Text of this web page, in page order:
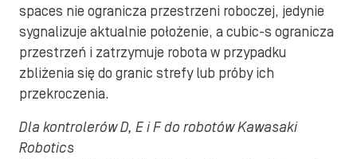
spaces nie ogranicza przestrzeni roboczej, jedynie
sygnalizuje aktualnie położenie, a cubic-s ogranicza
przestrzeń i zatrzymuje robota w przypadku
zbliżenia się do granic strefy lub próby ich
przekroczenia.
Dla kontrolerów D, E i F do robotów Kawasaki
Robotics